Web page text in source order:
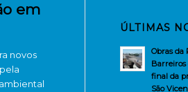
em
novos
ÚLTIMAS
Obras da
final da
São